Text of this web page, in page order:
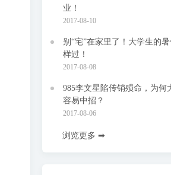
业！
2017-08-10
别“宅”在家里了！大学生的
样过！
2017-08-08
985李文星陷传销殒命，为何
容易中招？
2017-08-06
浏览更多 ➡